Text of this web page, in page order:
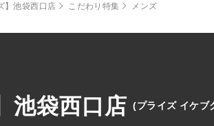
】池袋西口店 こだわり特集 メンズ
池袋西口店 (プライズ イケブ